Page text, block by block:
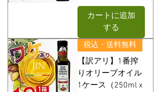
カートに追加
する
税込・送料無料
【訳アリ】1番搾
りオリーブオイル
1ケース（250ml x